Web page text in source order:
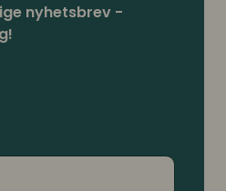
nyhetsbrev -